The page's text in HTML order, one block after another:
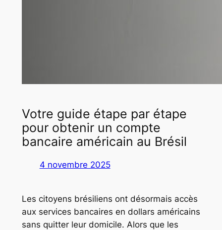
Votre guide étape par étape
pour obtenir un compte
bancaire américain au Brésil
4 novembre 2025
Les citoyens brésiliens ont désormais accès
aux services bancaires en dollars américains
sans quitter leur domicile. Alors que les